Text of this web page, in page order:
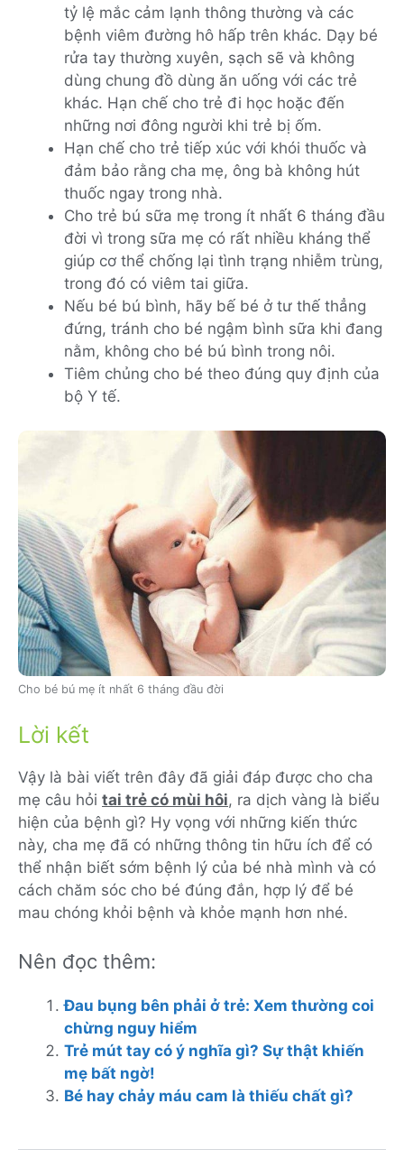
tỷ lệ mắc cảm lạnh thông thường và các
bệnh viêm đường hô hấp trên khác. Dạy bé
rửa tay thường xuyên, sạch sẽ và không
dùng chung đồ dùng ăn uống với các trẻ
khác. Hạn chế cho trẻ đi học hoặc đến
những nơi đông người khi trẻ bị ốm.
Hạn chế cho trẻ tiếp xúc với khói thuốc và
đảm bảo rằng cha mẹ, ông bà không hút
thuốc ngay trong nhà.
Cho trẻ bú sữa mẹ trong ít nhất 6 tháng đầu
đời vì trong sữa mẹ có rất nhiều kháng thể
giúp cơ thể chống lại tình trạng nhiễm trùng,
trong đó có viêm tai giữa.
Nếu bé bú bình, hãy bế bé ở tư thế thẳng
đứng, tránh cho bé ngậm bình sữa khi đang
nằm, không cho bé bú bình trong nôi.
Tiêm chủng cho bé theo đúng quy định của
bộ Y tế.
Cho bé bú mẹ ít nhất 6 tháng đầu đời
Lời kết
Vậy là bài viết trên đây đã giải đáp được cho cha
mẹ câu hỏi tai trẻ có mùi hôi, ra dịch vàng là biểu
hiện của bệnh gì? Hy vọng với những kiến thức
này, cha mẹ đã có những thông tin hữu ích để có
thể nhận biết sớm bệnh lý của bé nhà mình và có
cách chăm sóc cho bé đúng đắn, hợp lý để bé
mau chóng khỏi bệnh và khỏe mạnh hơn nhé.
Nên đọc thêm:
Đau bụng bên phải ở trẻ: Xem thường coi
chừng nguy hiểm
Trẻ mút tay có ý nghĩa gì? Sự thật khiến
mẹ bất ngờ!
Bé hay chảy máu cam là thiếu chất gì?